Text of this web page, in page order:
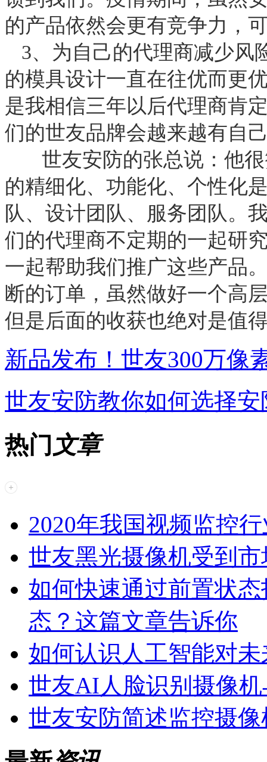
的产品依然会更有竞争力，
3、为自己的代理商减少风
的模具设计一直在往优而更
是我相信三年以后代理商肯
们的世友品牌会越来越有
世友安防的张总说：他
的精细化、功能化、个性化
队、设计团队、服务团队。
们的代理商不定期的一起研
一起帮助我们推广这些产品
断的订单，虽然做好一个高
但是后面的收获也绝对是值
新品发布！世友300万像
世友安防教你如何选择
热门 文章
2020年我国视频监控
世友黑光摄像机受到
如何快速通过前置状
态？这篇文章告诉你
如何认识人工智能对
世友AI人脸识别摄像
世友安防简述监控摄